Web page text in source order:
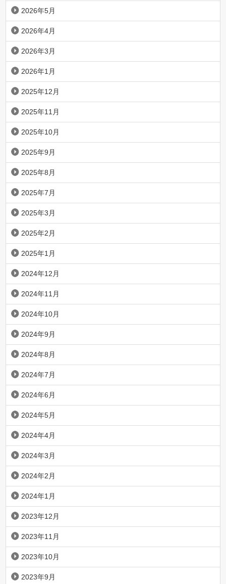
2026年5月
2026年4月
2026年3月
2026年1月
2025年12月
2025年11月
2025年10月
2025年9月
2025年8月
2025年7月
2025年3月
2025年2月
2025年1月
2024年12月
2024年11月
2024年10月
2024年9月
2024年8月
2024年7月
2024年6月
2024年5月
2024年4月
2024年3月
2024年2月
2024年1月
2023年12月
2023年11月
2023年10月
2023年9月